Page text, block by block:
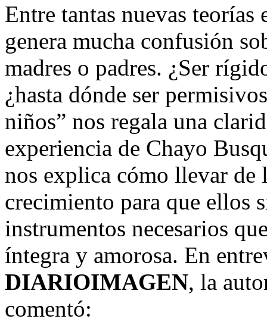
Entre tantas nuevas teorías
genera mucha confusión
madres o padres. ¿Ser
¿hasta dónde ser
niños” nos regala una
experiencia de Chayo
nos explica cómo llevar de
crecimiento para que ellos
instrumentos necesarios
íntegra y amorosa. En
DIARIOIMAGEN, la
comentó: